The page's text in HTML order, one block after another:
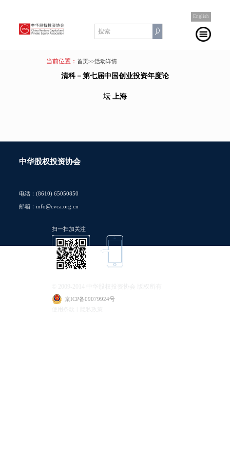
English
当前位置： 首页>>活动详情
清科－第七届中国创业投资年度论
坛 上海
中华股权投资协会
电话：(8610) 65050850
邮箱：info@cvca.org.cn
扫一扫加关注
京ICP备09079924号